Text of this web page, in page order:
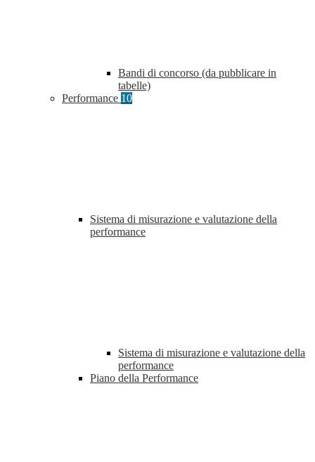
Bandi di concorso (da pubblicare in
tabelle)
Performance 10
Sistema di misurazione e valutazione della
performance
Sistema di misurazione e valutazione della
performance
Piano della Performance